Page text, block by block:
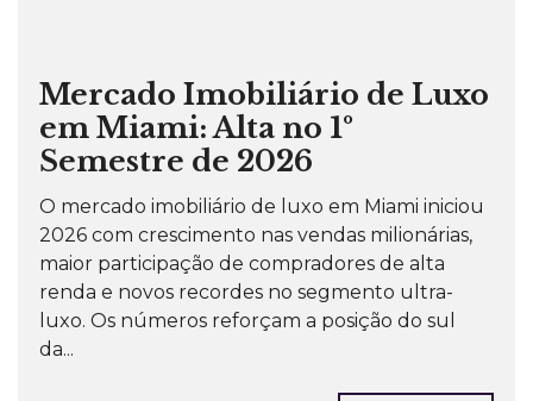
Mercado Imobiliário de Luxo
em Miami: Alta no 1º
Semestre de 2026
O mercado imobiliário de luxo em Miami iniciou
2026 com crescimento nas vendas milionárias,
maior participação de compradores de alta
renda e novos recordes no segmento ultra-
luxo. Os números reforçam a posição do sul
da...